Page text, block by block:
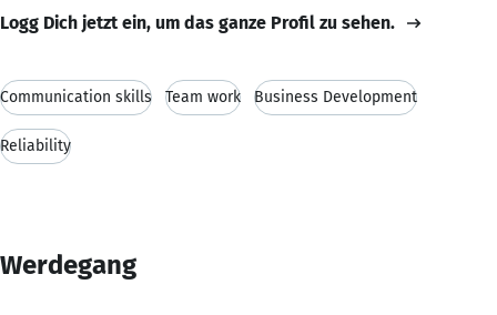
Logg Dich jetzt ein, um das ganze Profil zu sehen.
Communication skills Team work Business Development
Reliability
Werdegang